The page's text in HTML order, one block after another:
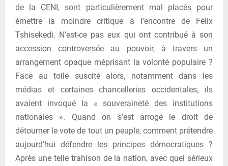
de la CENI, sont particulièrement mal placés pour
émettre la moindre critique à l’encontre de Félix
Tshisekedi. N’est-ce pas eux qui ont contribué à son
accession controversée au pouvoir, à travers un
arrangement opaque méprisant la volonté populaire ?
Face au tollé suscité alors, notamment dans les
médias et certaines chancelleries occidentales, ils
avaient invoqué la « souveraineté des institutions
nationales ». Quand on s’est arrogé le droit de
détourner le vote de tout un peuple, comment prétendre
aujourd’hui défendre les principes démocratiques ?
Après une telle trahison de la nation, avec quel sérieux